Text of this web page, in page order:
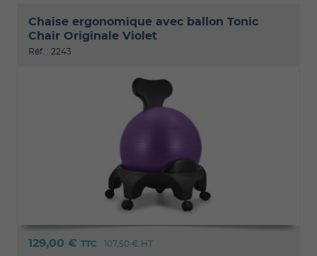
Chaise ergonomique avec ballon Tonic
Chair Originale Violet
Réf. : 2243
129,00 € TTC 107,50 € HT